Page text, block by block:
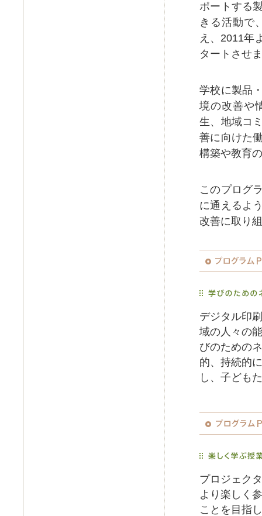
ポートする
きる活動で
え、2011年
タートさせ
学校に製品
境の改善や
生、地域コ
善に向けた
構築や教育
このプログ
に通えるよ
改善に取り
デジタル印
域の人々の
びのための
的、持続的
し、子ども
プロジェク
より楽しく
ことを目指